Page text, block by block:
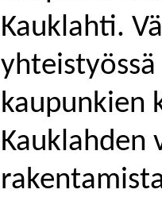
Kauklahti.
yhteis
kaupunkien
Kauklahden